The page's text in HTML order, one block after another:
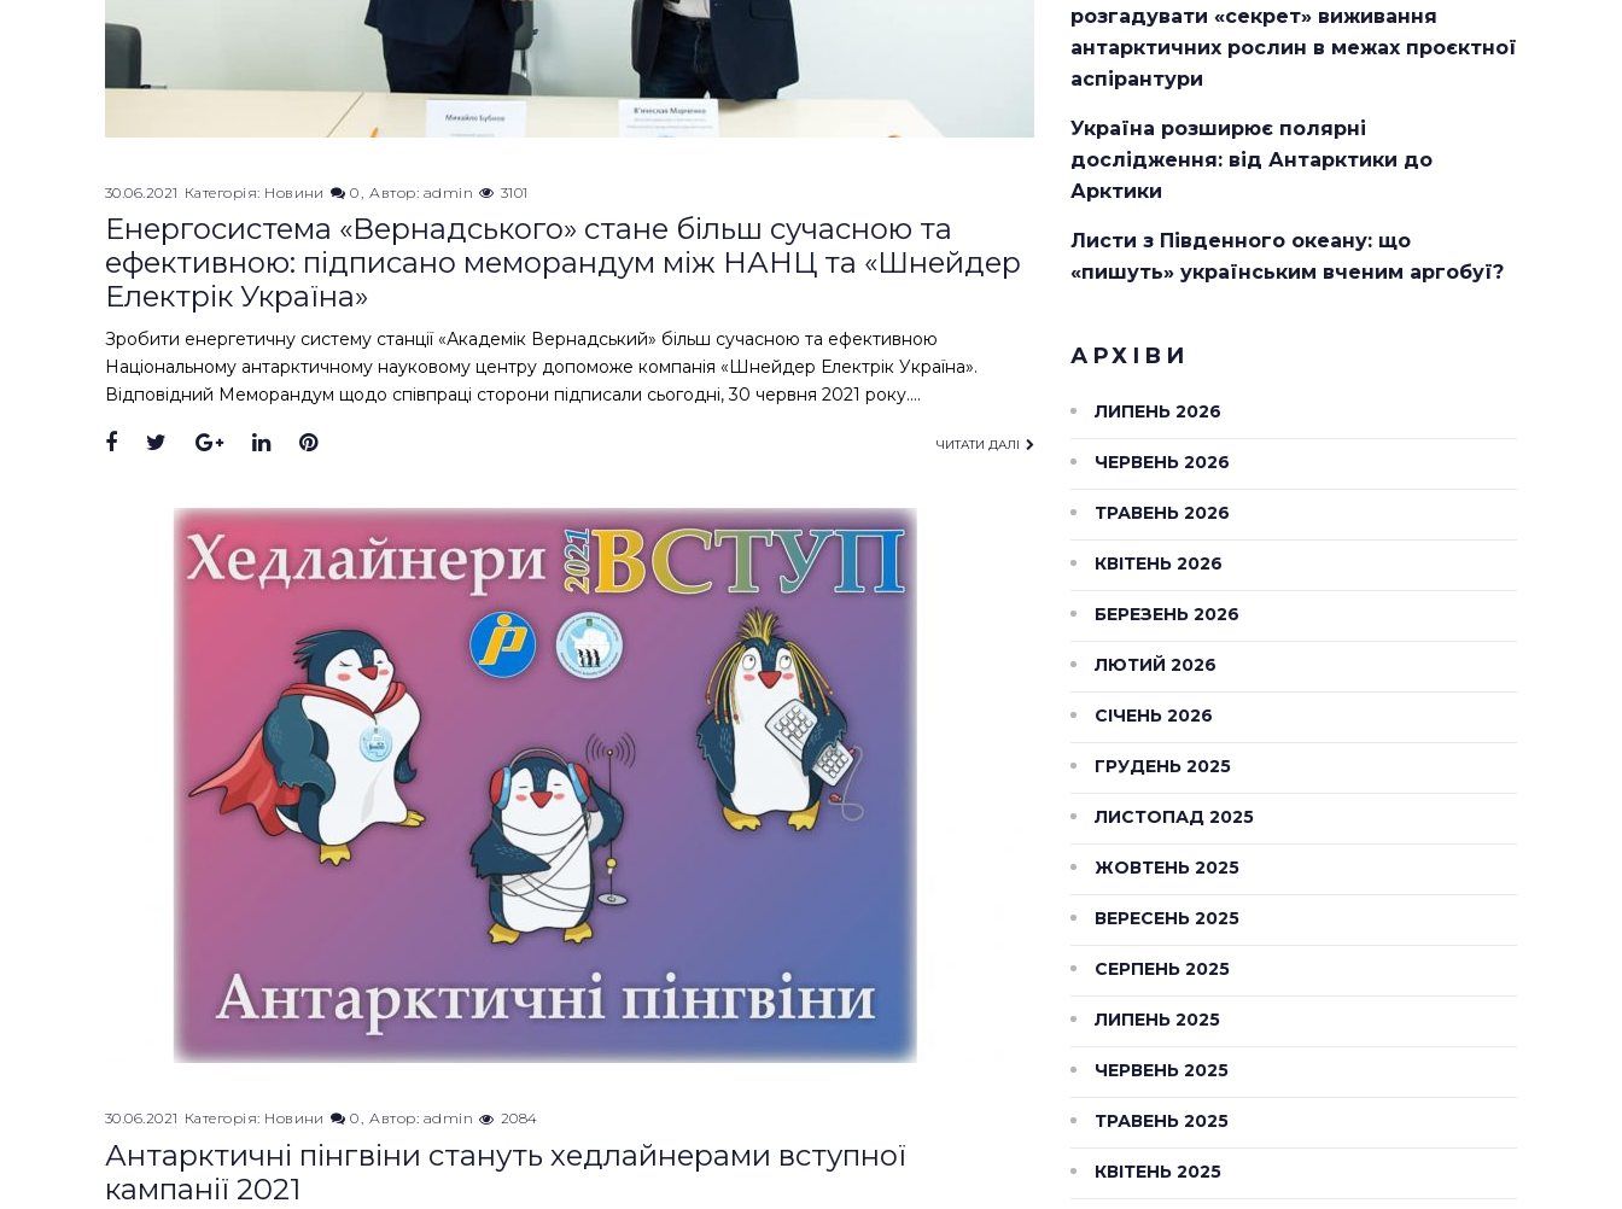
30.06.2021 Категорія: Новини 0 Автор: admin 3101
Енергосистема «Вернадського» стане більш сучасною та
ефективною: підписано меморандум між НАНЦ та «Шнейдер
Електрік Україна»
Зробити енергетичну систему станції «Академік Вернадський» більш сучасною та ефективною
Національному антарктичному науковому центру допоможе компанія «Шнейдер Електрік Україна».
Відповідний Меморандум щодо співпраці сторони підписали сьогодні, 30 червня 2021 року.…
Facebook
TwitterGoogle+
LinkedInPinterest ЧИТАТИ ДАЛІ
30.06.2021 Категорія: Новини 0 Автор: admin 2084
Антарктичні пінгвіни стануть хедлайнерами вступної
кампанії 2021
розгадувати «секрет» виживання
антарктичних рослин в межах проєктної
аспірантури
Україна розширює полярні
дослідження: від Антарктики до
Арктики
Листи з Південного океану: що
«пишуть» українським вченим аргобуї?
АРХІВИ
ЛИПЕНЬ 2026
ЧЕРВЕНЬ 2026
ТРАВЕНЬ 2026
КВІТЕНЬ 2026
БЕРЕЗЕНЬ 2026
ЛЮТИЙ 2026
СІЧЕНЬ 2026
ГРУДЕНЬ 2025
ЛИСТОПАД 2025
ЖОВТЕНЬ 2025
ВЕРЕСЕНЬ 2025
СЕРПЕНЬ 2025
ЛИПЕНЬ 2025
ЧЕРВЕНЬ 2025
ТРАВЕНЬ 2025
КВІТЕНЬ 2025